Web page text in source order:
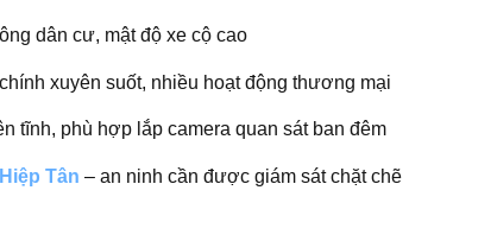
dân cư, mật độ xe cộ cao
xuyên suốt, nhiều hoạt động thương mại
tĩnh, phù hợp lắp camera quan sát ban đêm
Tân – an ninh cần được giám sát chặt chẽ